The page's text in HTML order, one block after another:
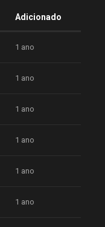
Adicionado
1 ano
1 ano
1 ano
1 ano
1 ano
1 ano